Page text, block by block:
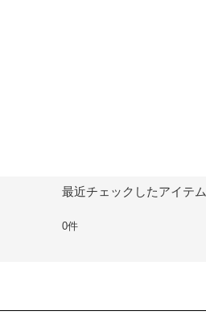
最近チェックしたアイテム
0件